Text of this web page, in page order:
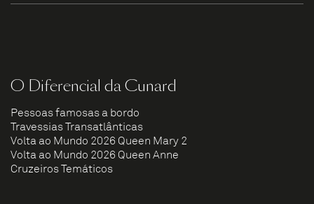
O Diferencial da Cunard
Pessoas famosas a bordo
Travessias Transatlânticas
Volta ao Mundo 2026 Queen Mary 2
Volta ao Mundo 2026 Queen Anne
Cruzeiros Temáticos